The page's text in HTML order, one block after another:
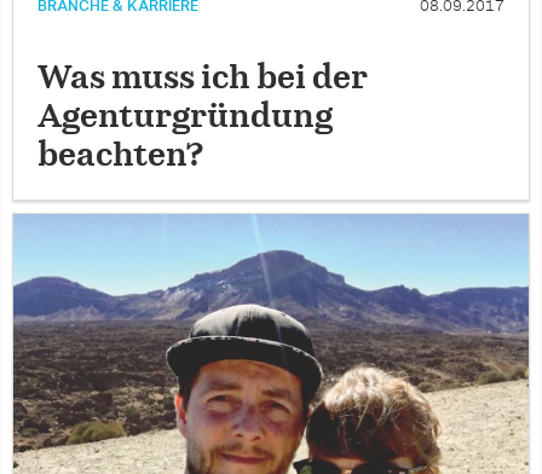
BRANCHE & KARRIERE 08.09.2017
Was muss ich bei der
Agenturgründung
beachten?